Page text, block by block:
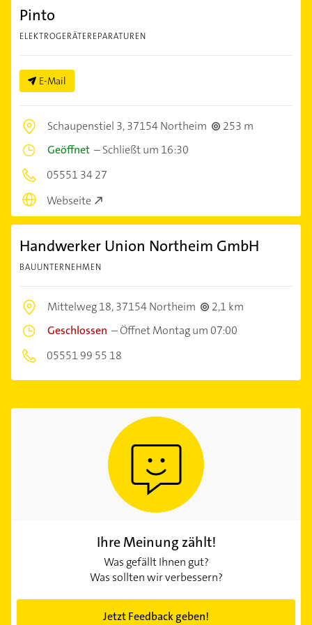
Pinto
ELEKTROGERÄTEREPARATUREN
E-Mail
Schaupenstiel 3,37154 Northeim
253 m
Geöffnet –Schließt um 16:30
05551 34 27
Webseite
Handwerker Union Northeim GmbH
BAUUNTERNEHMEN
Mittelweg 18,37154 Northeim
2,1 km
Geschlossen –Öffnet Montag um 07:00
05551 99 55 18
Ihre Meinung zählt!
Was gefällt Ihnen gut?
Was sollten wir verbessern?
Jetzt Feedback geben!